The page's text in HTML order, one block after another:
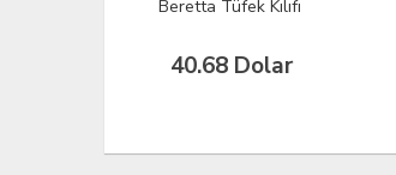
Huğlu 200 AC Çifte Av Tüfeği